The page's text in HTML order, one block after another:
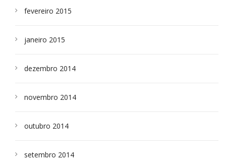
fevereiro 2015
janeiro 2015
dezembro 2014
novembro 2014
outubro 2014
setembro 2014